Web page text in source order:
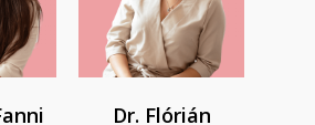
Dr. Flórián